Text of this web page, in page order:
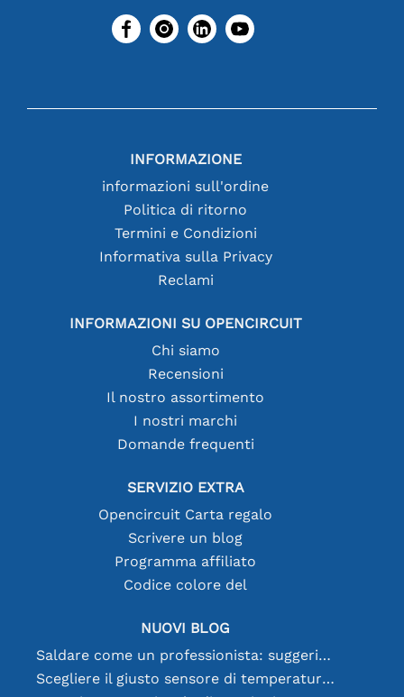
INFORMAZIONE
informazioni sull'ordine
Politica di ritorno
Termini e Condizioni
Informativa sulla Privacy
Reclami
INFORMAZIONI SU OPENCIRCUIT
Chi siamo
Recensioni
Il nostro assortimento
I nostri marchi
Domande frequenti
SERVIZIO EXTRA
Opencircuit Carta regalo
Scrivere un blog
Programma affiliato
Codice colore del
NUOVI BLOG
Saldare come un professionista: suggerimenti per connessioni elettroniche perfette
Scegliere il giusto sensore di temperatura [youtube]